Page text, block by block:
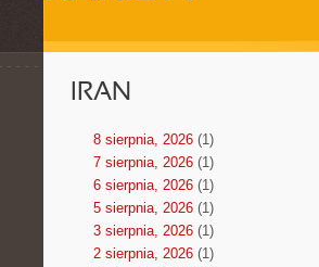
IRAN
8 sierpnia, 2026(1)
7 sierpnia, 2026(1)
6 sierpnia, 2026(1)
5 sierpnia, 2026(1)
3 sierpnia, 2026(1)
2 sierpnia, 2026(1)